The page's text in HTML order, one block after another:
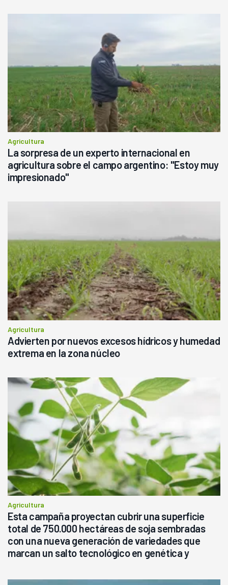
Agricultura
La sorpresa de un experto internacional en
agricultura sobre el campo argentino: "Estoy muy
impresionado"
Agricultura
Advierten por nuevos excesos hídricos y humedad
extrema en la zona núcleo
Agricultura
Esta campaña proyectan cubrir una superficie
total de 750.000 hectáreas de soja sembradas
con una nueva generación de variedades que
marcan un salto tecnológico en genética y